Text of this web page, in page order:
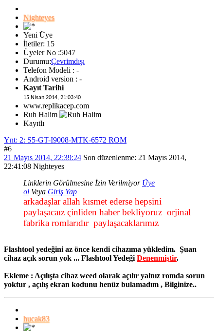
Nighteyes
Yeni Üye
İletiler: 15
Üyeler No :5047
Durumu:Çevrimdışı
Telefon Modeli : -
Android version : -
Kayıt Tarihi
15 Nisan 2014, 21:03:40
www.replikacep.com
Ruh Halim
Kayıtlı
Ynt: 2: S5-GT-I9008-MTK-6572 ROM
#6
21 Mayıs 2014, 22:39:24 Son düzenlenme: 21 Mayıs 2014,
22:41:08 Nighteyes
Linklerin Görülmesine İzin Verilmiyor Üye
ol Veya Giriş Yap
arkadaşlar allah kısmet ederse hepsini
paylaşacaız çinliden haber bekliyoruz orjinal
fabrika romlarıdır paylaşacaklarımız
Flashtool yedeğini az önce kendi cihazıma yükledim. Şuan
cihaz açık sorun yok ... Flashtool Yedeği Denenmiştir.
Ekleme : Açılışta cihaz weed olarak açılır yalnız romda sorun
yoktur , açılış ekran kodunu henüz bulamadım , Bilginize..
hucak83